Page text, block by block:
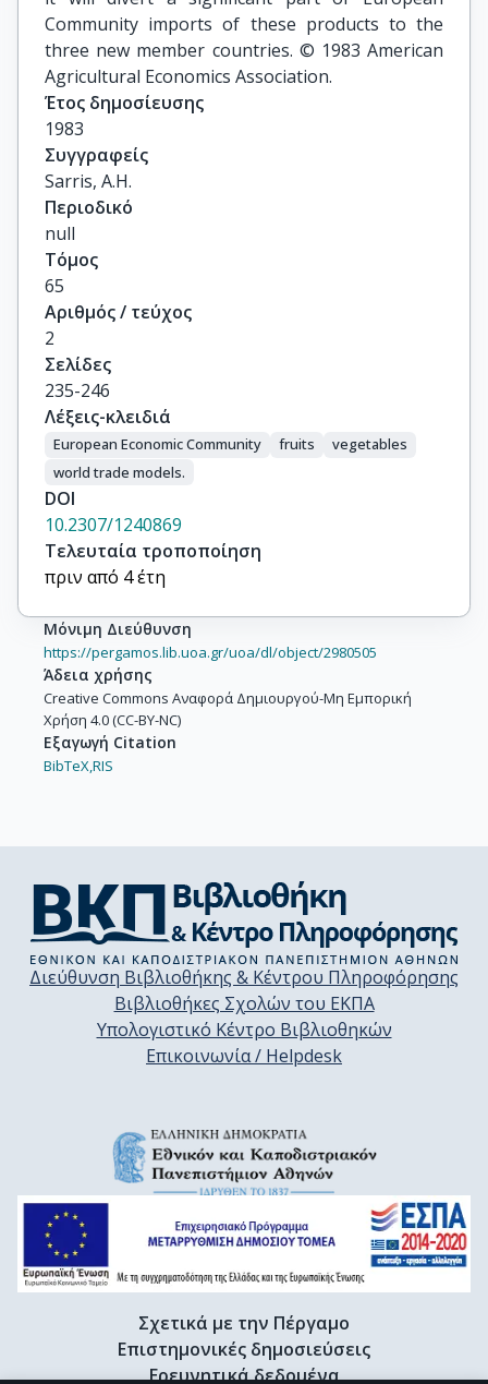
Community imports of these products to the
three new member countries. © 1983 American
Agricultural Economics Association.
Έτος δημοσίευσης
1983
Συγγραφείς
Sarris, A.H.
Περιοδικό
null
Τόμος
65
Αριθμός / τεύχος
2
Σελίδες
235-246
Λέξεις-κλειδιά
European Economic Community fruits
vegetables
world trade models.
DOI
10.2307/1240869
Τελευταία τροποποίηση
πριν από 4 έτη
Μόνιμη Διεύθυνση
https://pergamos.lib.uoa.gr/uoa/dl/object/2980505
Άδεια χρήσης
Creative Commons Αναφορά Δημιουργού-Μη Εμπορική
Χρήση 4.0 (CC-BY-NC)
Εξαγωγή Citation
BibTeX,RIS
Διεύθυνση Βιβλιοθήκης & Κέντρου Πληροφόρησης
Βιβλιοθήκες Σχολών του ΕΚΠΑ
Υπολογιστικό Κέντρο Βιβλιοθηκών
Επικοινωνία / Helpdesk
Σχετικά με την Πέργαμο
Επιστημονικές δημοσιεύσεις
Ερευνητικά δεδομένα